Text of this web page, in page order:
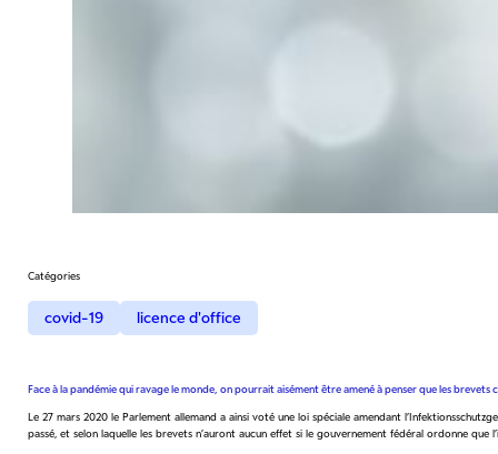
Catégories
covid-19 licence d'office
Face à la pandémie qui ravage le monde, on pourrait aisément être amené à penser que les
Le 27 mars 2020 le Parlement allemand a ainsi voté une loi spéciale amendant
passé, et selon laquelle les brevets n’auront aucun effet si le gouvernement fédéral ordonne que